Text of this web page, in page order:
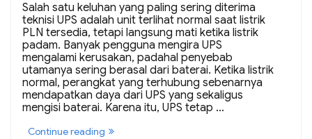
Salah satu keluhan yang paling sering diterima
teknisi UPS adalah unit terlihat normal saat listrik
PLN tersedia, tetapi langsung mati ketika listrik
padam. Banyak pengguna mengira UPS
mengalami kerusakan, padahal penyebab
utamanya sering berasal dari baterai. Ketika listrik
normal, perangkat yang terhubung sebenarnya
mendapatkan daya dari UPS yang sekaligus
mengisi baterai. Karena itu, UPS tetap …
Continue reading “UPS